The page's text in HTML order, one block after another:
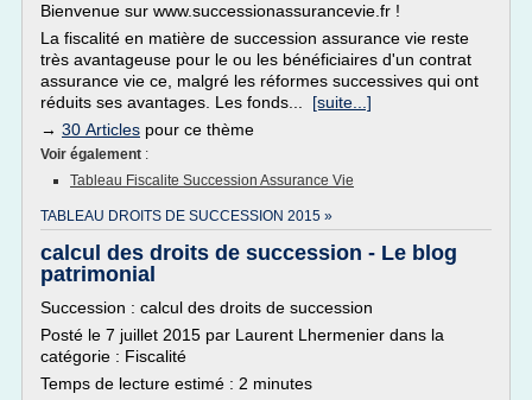
Bienvenue sur www.successionassurancevie.fr !
La fiscalité en matière de succession assurance vie reste
très avantageuse pour le ou les bénéficiaires d'un contrat
assurance vie ce, malgré les réformes successives qui ont
réduits ses avantages. Les fonds... [suite...]
→ 30 Articles pour ce thème
Voir également :
Tableau Fiscalite Succession Assurance Vie
TABLEAU DROITS DE SUCCESSION 2015 »
calcul des droits de succession - Le blog
patrimonial
Succession : calcul des droits de succession
Posté le 7 juillet 2015 par Laurent Lhermenier dans la
catégorie : Fiscalité
Temps de lecture estimé : 2 minutes